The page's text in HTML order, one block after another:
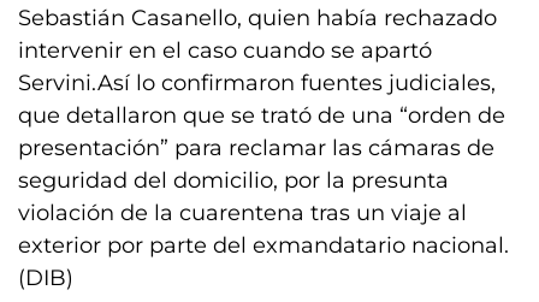
Sebastián Casanello, quien había rechazado
intervenir en el caso cuando se apartó
Servini.Así lo confirmaron fuentes judiciales,
que detallaron que se trató de una “orden de
presentación” para reclamar las cámaras de
seguridad del domicilio, por la presunta
violación de la cuarentena tras un viaje al
exterior por parte del exmandatario nacional.
(DIB)